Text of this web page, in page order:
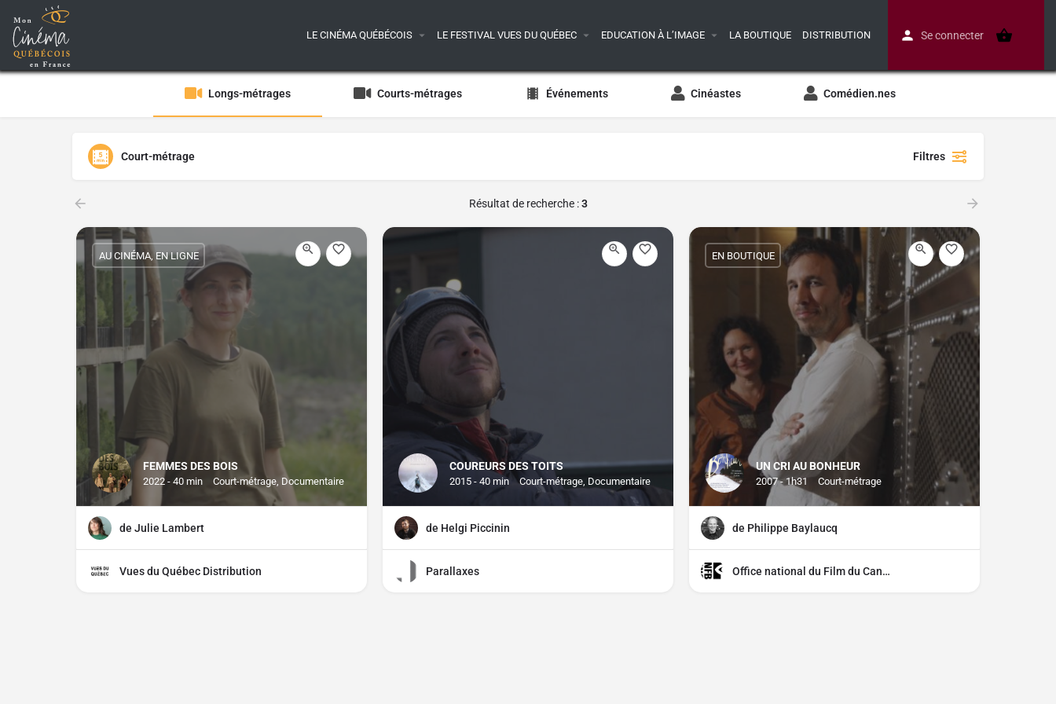
LE CINÉMA QUÉBÉCOIS LE FESTIVAL VUES DU QUÉBEC EDUCATION À L’IMAGE LA BOUTIQUE DISTRIBUTION Se connecter
Longs-métrages Courts-métrages Événements Cinéastes Comédien.nes
Court-métrage Filtres
Résultat de recherche :3
FEMMES DES BOIS
2022 - 40 min Court-métrage, Documentaire
AU CINÉMA, EN LIGNE
de Julie Lambert
Vues du Québec Distribution
COUREURS DES TOITS
2015 - 40 min Court-métrage, Documentaire
de Helgi Piccinin
Parallaxes
UN CRI AU BONHEUR
2007 - 1h31 Court-métrage
EN BOUTIQUE
de Philippe Baylaucq
Office national du Film du Canada (ONF)